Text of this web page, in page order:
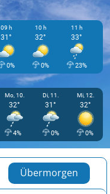
09 h
31°
0%
10 h
32°
0%
11 h
33°
23%
Mo, 10.
32°
4%
Di, 11.
31°
0%
Mi, 12.
32°
0%
Übermorgen